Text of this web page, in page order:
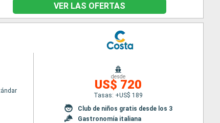
VER LAS OFERTAS
desde
US$ 720
Tasas: +US$ 189
Club de niños gratis desde los 3
Gastronomía italiana